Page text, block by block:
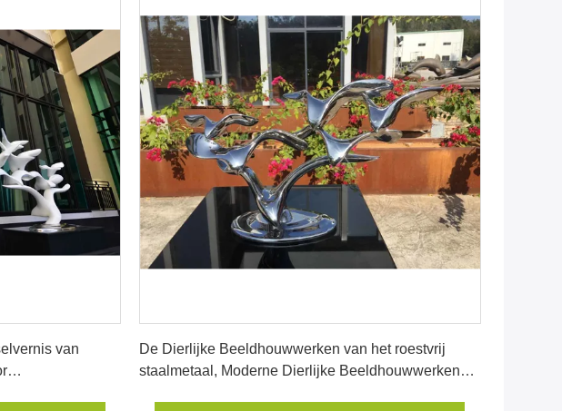
van
De Dierlijke Beeldhouwwerken van het roestvrij
staalmetaal, Moderne Dierlijke Beeldhouwwerken